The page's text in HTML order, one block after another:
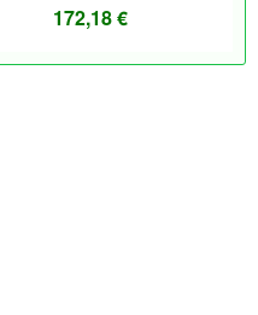
172,18€